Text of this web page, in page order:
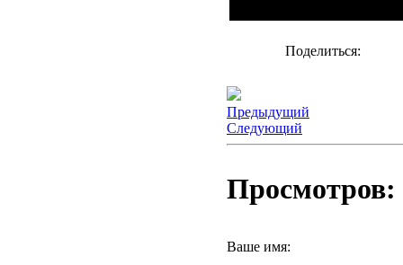
Поделиться:
Предыдущий
Следующий
Просмотров:
Ваше имя: